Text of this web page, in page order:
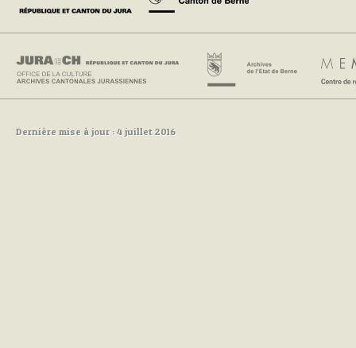
Dernière mise à jour : 4 juillet 2016